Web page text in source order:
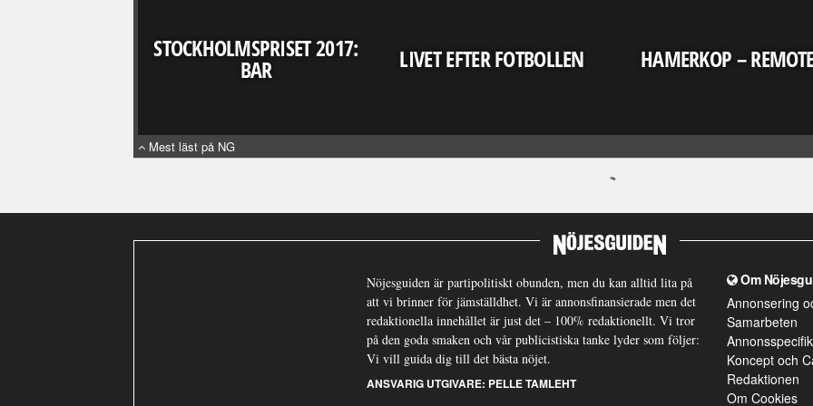
STOCKHOLMSPRISET 2017:
BAR LIVET EFTER FOTBOLLEN HAMERKOP –
Mest läst på NG
Nöjesguiden är partipolitiskt obunden, men du kan alltid lita på
att vi brinner för jämställdhet. Vi är annonsfinansierade men det
redaktionella innehållet är just det – 100% redaktionellt. Vi tror
på den goda smaken och vår publicistiska tanke lyder som följer:
Vi vill guida dig till det bästa nöjet.
ANSVARIG UTGIVARE: PELLE TAMLEHT
Om
Annonsering
Samarbeten
Koncept och
Redaktionen
Om Cookies